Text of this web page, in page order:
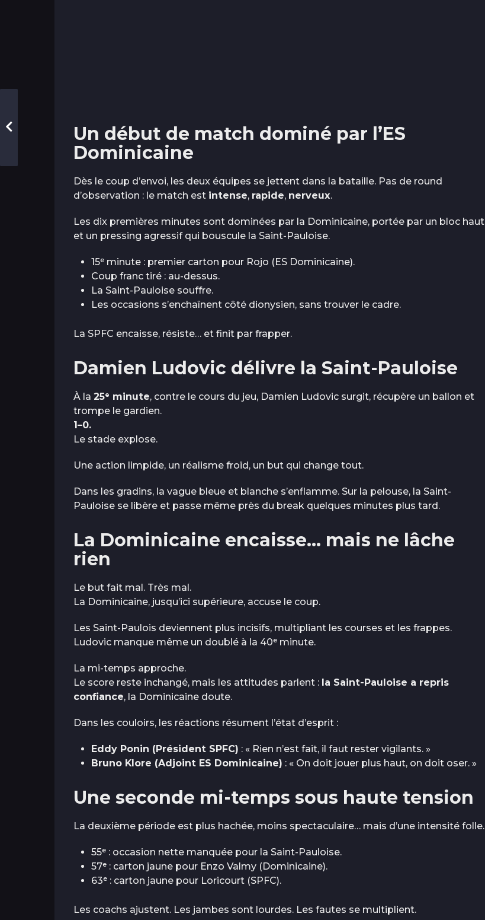
Un début de match dominé par l’ES
Dominicaine
Dès le coup d’envoi, les deux équipes se jettent dans la bataille. Pas de round
d’observation : le match est intense, rapide, nerveux.
Les dix premières minutes sont dominées par la Dominicaine, portée par un bloc haut
et un pressing agressif qui bouscule la Saint-Pauloise.
15ᵉ minute : premier carton pour Rojo (ES Dominicaine).
Coup franc tiré : au-dessus.
La Saint-Pauloise souffre.
Les occasions s’enchaînent côté dionysien, sans trouver le cadre.
La SPFC encaisse, résiste… et finit par frapper.
Damien Ludovic délivre la Saint-Pauloise
À la 25ᵉ minute, contre le cours du jeu, Damien Ludovic surgit, récupère un ballon et
trompe le gardien.
1–0.
Le stade explose.
Une action limpide, un réalisme froid, un but qui change tout.
Dans les gradins, la vague bleue et blanche s’enflamme. Sur la pelouse, la Saint-
Pauloise se libère et passe même près du break quelques minutes plus tard.
La Dominicaine encaisse… mais ne lâche
rien
Le but fait mal. Très mal.
La Dominicaine, jusqu’ici supérieure, accuse le coup.
Les Saint-Paulois deviennent plus incisifs, multipliant les courses et les frappes.
Ludovic manque même un doublé à la 40ᵉ minute.
La mi-temps approche.
Le score reste inchangé, mais les attitudes parlent : la Saint-Pauloise a repris
confiance, la Dominicaine doute.
Dans les couloirs, les réactions résument l’état d’esprit :
Eddy Ponin (Président SPFC) : « Rien n’est fait, il faut rester vigilants. »
Bruno Klore (Adjoint ES Dominicaine) : « On doit jouer plus haut, on doit oser. »
Une seconde mi-temps sous haute tension
La deuxième période est plus hachée, moins spectaculaire… mais d’une intensité folle.
55ᵉ : occasion nette manquée pour la Saint-Pauloise.
57ᵉ : carton jaune pour Enzo Valmy (Dominicaine).
63ᵉ : carton jaune pour Loricourt (SPFC).
Les coachs ajustent. Les jambes sont lourdes. Les fautes se multiplient.